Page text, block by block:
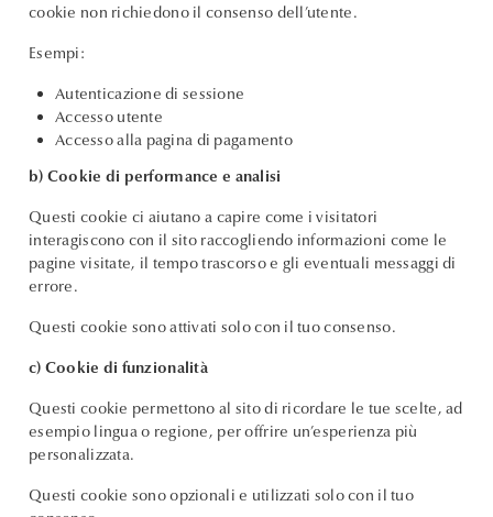
cookie non richiedono il consenso dell’utente.
Esempi:
Autenticazione di sessione
Accesso utente
Accesso alla pagina di pagamento
b) Cookie di performance e analisi
Questi cookie ci aiutano a capire come i visitatori
interagiscono con il sito raccogliendo informazioni come le
pagine visitate, il tempo trascorso e gli eventuali messaggi di
errore.
Questi cookie sono attivati solo con il tuo consenso.
c) Cookie di funzionalità
Questi cookie permettono al sito di ricordare le tue scelte, ad
esempio lingua o regione, per offrire un’esperienza più
personalizzata.
Questi cookie sono opzionali e utilizzati solo con il tuo